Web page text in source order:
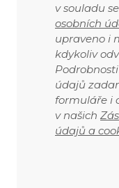
v souladu se
osobních
upraveno i
kdykoliv
údajů
formuláře i
v našich
údajů a